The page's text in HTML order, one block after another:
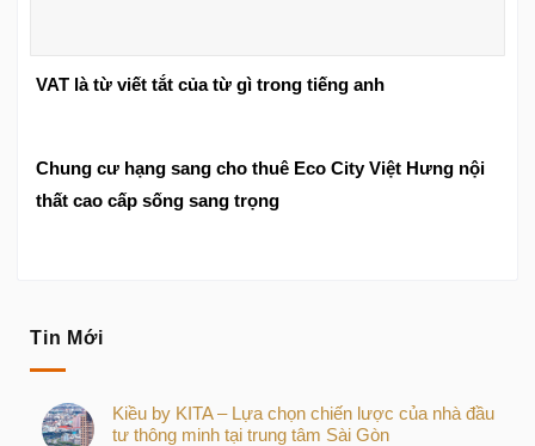
VAT là từ viết tắt của từ gì trong tiếng anh
Chung cư hạng sang cho thuê Eco City Việt Hưng nội
thất cao cấp sống sang trọng
Tin Mới
Kiều by KITA – Lựa chọn chiến lược của nhà đầu
tư thông minh tại trung tâm Sài Gòn